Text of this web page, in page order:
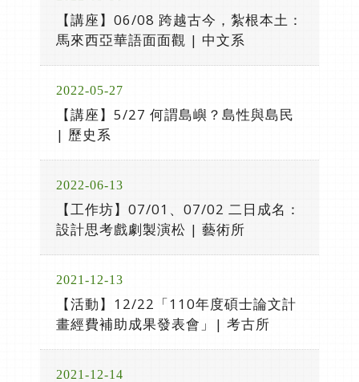
【講座】06/08 跨越古今，紮根本土：
馬來西亞華語面面觀 | 中文系
2022-05-27
【講座】5/27 何謂島嶼？島性與島民
| 歷史系
2022-06-13
【工作坊】07/01、07/02 二日成名：
設計思考戲劇製演松 | 藝術所
2021-12-13
【活動】12/22「110年度碩士論文計
畫經費補助成果發表會」| 考古所
2021-12-14